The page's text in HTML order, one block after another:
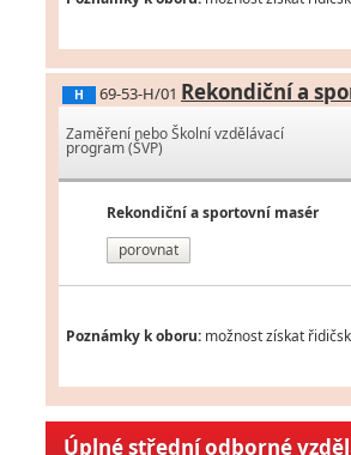
H 69-53-H/01 Rekondiční a
Zaměření nebo Školní vzdělávací
program (ŠVP)
Rekondiční a sportovní masér
porovnat
Poznámky k oboru: možnost získat
Úplné střední odborné